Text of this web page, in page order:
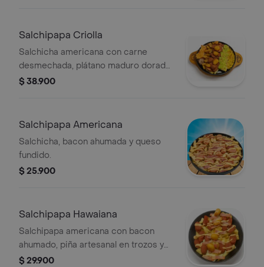
Salchipapa Criolla
Salchicha americana con carne
desmechada, plátano maduro dorado,
maíz dulce, hogao casero, guacamole
$ 38.900
Salchipapa Americana
Salchicha, bacon ahumada y queso
fundido.
$ 25.900
Salchipapa Hawaiana
Salchipapa americana con bacon
ahumado, piña artesanal en trozos y
queso gratinado.
$ 29.900